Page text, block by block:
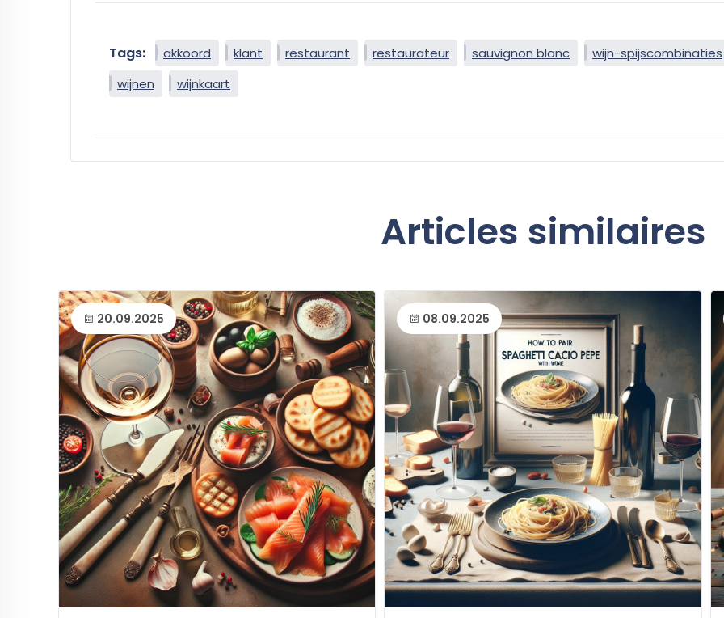
Tags: akkoord klant restaurant restaurateur sauvignon blanc
wijn-spijscombinaties
wijnen
wijnkaart
Articles similaires
20.09.2025 08.09.2025